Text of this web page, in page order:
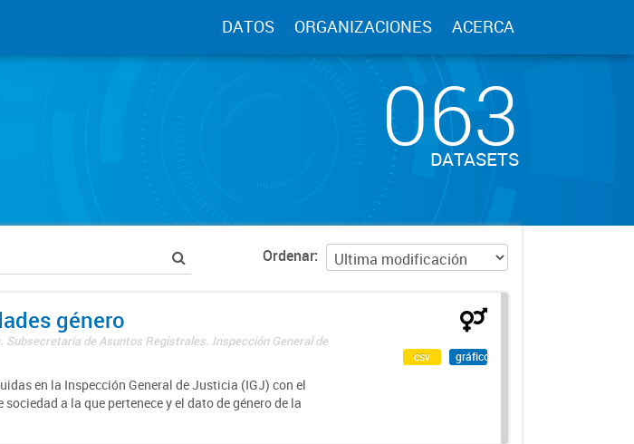
DATOS ORGANIZACIONES ACERCA
063
DATASETS
Ordenar
género
de Asuntos Registrales. Inspección General de
en la Inspección General de Justicia (IGJ) con el
a la que pertenece y el dato de género de la
csv gráfico